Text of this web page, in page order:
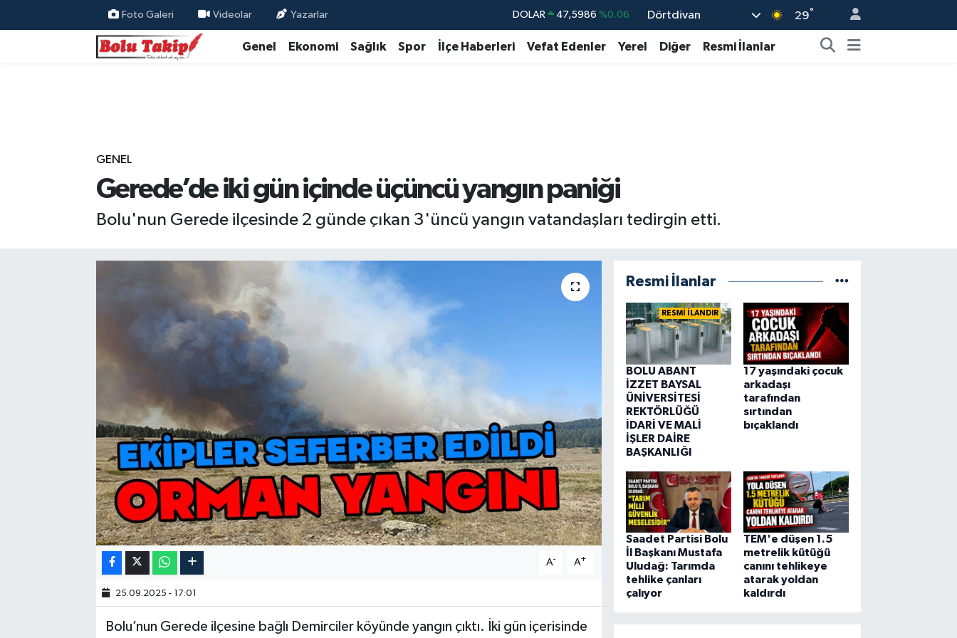
Foto Galeri Videolar Yazarlar DOLAR 47,5986 %0.06
EURO 55,0700 %0.1
Dörtdivan 29°
Genel Ekonomi Sağlık Spor İlçe Haberleri Vefat Edenler Yerel Diğer Resmi İlanlar
GENEL
Gerede’de iki gün içinde üçüncü yangın paniği
Bolu'nun Gerede ilçesinde 2 günde çıkan 3'üncü yangın vatandaşları tedirgin etti.
A- A+
25.09.2025 - 17:01
Bolu’nun Gerede ilçesine bağlı Demirciler köyünde yangın çıktı. İki gün içerisinde
Resmi İlanlar
RESMİ İLANDIR
BOLU ABANT
İZZET BAYSAL
ÜNİVERSİTESİ
REKTÖRLÜĞÜ
İDARİ VE MALİ
İŞLER DAİRE
BAŞKANLIĞI
17 yaşındaki çocuk
arkadaşı
tarafından
sırtından
bıçaklandı
Saadet Partisi Bolu
İl Başkanı Mustafa
Uludağ: Tarımda
tehlike çanları
çalıyor
TEM'e düşen 1.5
metrelik kütüğü
canını tehlikeye
atarak yoldan
kaldırdı